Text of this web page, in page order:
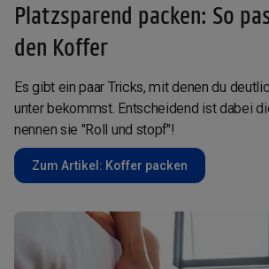
Platzsparend packen: So
den Koffer
Es gibt ein paar Tricks, mit denen du
unter bekommst. Entscheidend ist dabei
nennen sie "Roll und stopf"!
Zum Artikel: Koffer packen